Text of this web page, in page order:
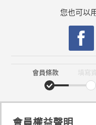
您也可以
會員條款 填寫
會員權益聲明